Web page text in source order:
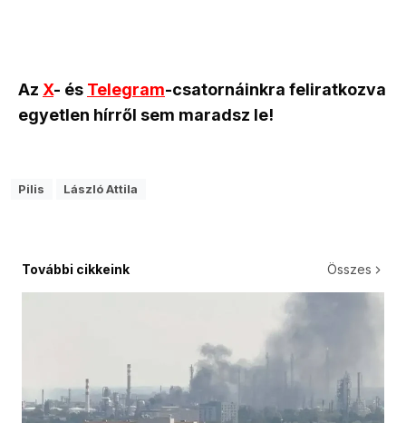
Az X- és Telegram-csatornáinkra feliratkozva
egyetlen hírről sem maradsz le!
Pilis László Attila
További cikkeink Összes